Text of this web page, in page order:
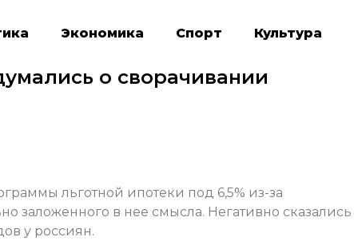
Экономика Спорт Культура
о сворачивании
льготной ипотеки под 6,5% из-за
заложенного в нее смысла. Негативно сказались
у россиян.